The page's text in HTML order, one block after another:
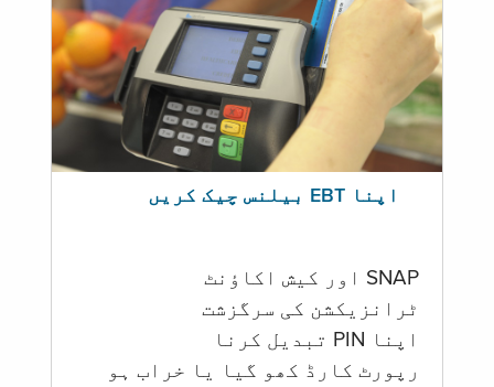
اپنا EBT بیلنس چیک کریں
SNAP اور کیش اکاؤنٹ
ٹرانزیکشن کی سرگزشت
اپنا PIN تبدیل کرنا
رپورٹ کارڈ کھو گیا یا خراب ہو